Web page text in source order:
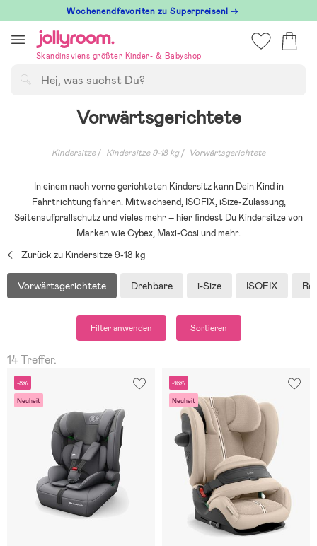
till
innehållet
Wochenendfavoriten zu Superpreisen! →
Skandinaviens größter Kinder- & Babyshop
Vorwärtsgerichtete
Kindersitze Kindersitze 9-18 kg Vorwärtsgerichtete
In einem nach vorne gerichteten Kindersitz kann Dein Kind in
Fahrtrichtung fahren. Mitwachsend, ISOFIX, iSize-Zulassung,
Seitenaufprallschutz und vieles mehr – hier findest Du Kindersitze von
Marken wie Cybex, Maxi-Cosi und mehr.
Zurück zu Kindersitze 9-18 kg
Vorwärtsgerichtete Drehbare i-Size ISOFIX
Filter anwenden Sortieren
14 Treffer.
-8%
Neuheit
-16%
Neuheit